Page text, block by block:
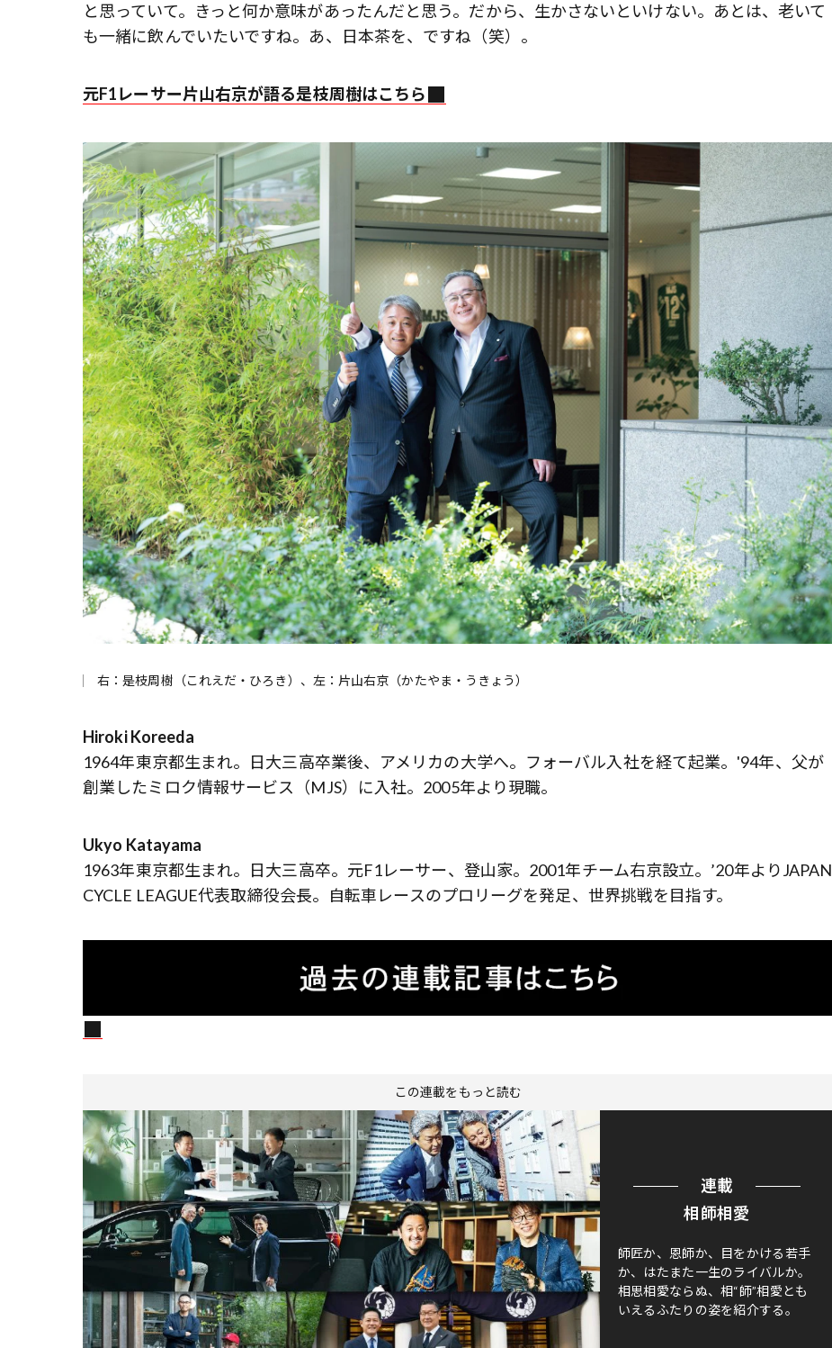
と思っていて。きっと何か意味があったんだと思う。だから、生かさないといけない。あとは、老いて
も一緒に飲んでいたいですね。あ、日本茶を、ですね（笑）。
元F1レーサー片山右京が語る是枝周樹はこちら
右：是枝周樹（これえだ・ひろき）、左：片山右京（かたやま・うきょう）
Hiroki Koreeda
1964年東京都生まれ。日大三高卒業後、アメリカの大学へ。フォーバル入社を経て起業。'94年、父が
創業したミロク情報サービス（MJS）に入社。2005年より現職。
Ukyo Katayama
1963年東京都生まれ。日大三高卒。元F1レーサー、登山家。2001年チーム右京設立。’20年よりJAPAN
CYCLE LEAGUE代表取締役会長。自転車レースのプロリーグを発足、世界挑戦を目指す。
この連載をもっと読む
連載
相師相愛
師匠か、恩師か、目をかける若手
か、はたまた一生のライバルか。
相思相愛ならぬ、相“師”相愛とも
いえるふたりの姿を紹介する。